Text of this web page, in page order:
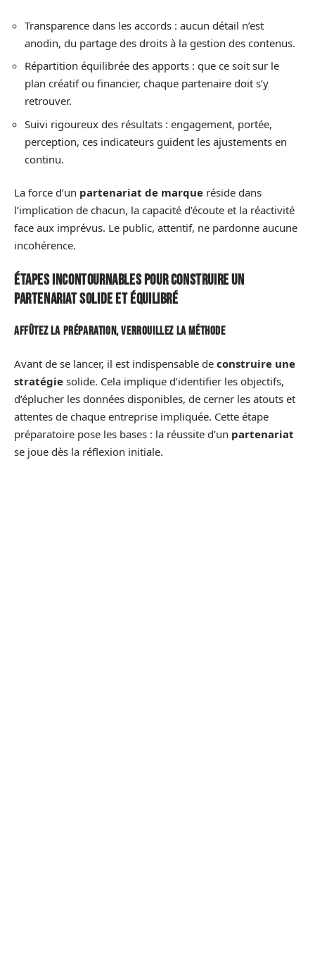
Transparence dans les accords : aucun détail n’est
anodin, du partage des droits à la gestion des contenus.
Répartition équilibrée des apports : que ce soit sur le
plan créatif ou financier, chaque partenaire doit s’y
retrouver.
Suivi rigoureux des résultats : engagement, portée,
perception, ces indicateurs guident les ajustements en
continu.
La force d’un partenariat de marque réside dans
l’implication de chacun, la capacité d’écoute et la réactivité
face aux imprévus. Le public, attentif, ne pardonne aucune
incohérence.
Étapes incontournables pour construire un
partenariat solide et équilibré
Affûtez la préparation, verrouillez la méthode
Avant de se lancer, il est indispensable de construire une
stratégie solide. Cela implique d’identifier les objectifs,
d’éplucher les données disponibles, de cerner les atouts et
attentes de chaque entreprise impliquée. Cette étape
préparatoire pose les bases : la réussite d’un partenariat
se joue dès la réflexion initiale.